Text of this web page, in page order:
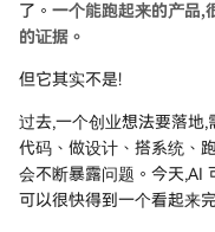
了。 一个能跑起来的产品,
的证据。
但它其实不是!
过去,一个创业想法要落地
代码、做设计、搭系统、
会不断暴露问题。今天,AI
可以很快得到一个看起来